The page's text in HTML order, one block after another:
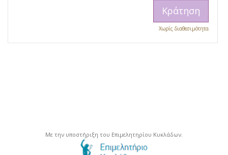
Κράτηση
Χωρίς διαθεσιμότητα
Με την υποστήριξη του Επιμελητηρίου Κυκλάδων.